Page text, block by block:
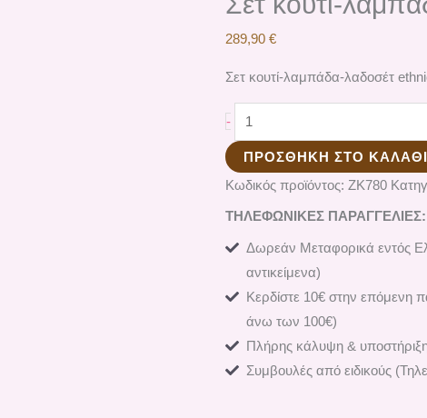
289,90 €
Σετ κουτί-λαμπάδα-λαδοσέτ
-
ΠΡΟΣΘΉΚΗ ΣΤΟ ΚΑΛΆΘΙ
Κωδικός προϊόντος: ΖΚ780
ΤΗΛΕΦΩΝΙΚΕΣ ΠΑΡΑΓΓΕΛΙΕΣ:
Δωρεάν Μεταφορικά εντός
αντικείμενα)
Κερδίστε 10€ στην επόμενη
άνω των 100€)
Πλήρης κάλυψη &
Συμβουλές από ειδικούς